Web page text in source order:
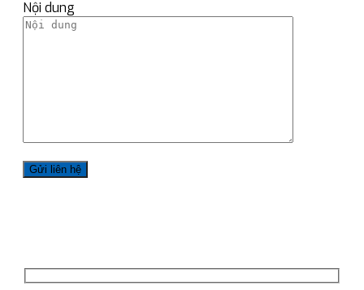
Nội dung